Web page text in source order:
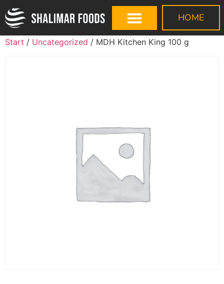
HOME
Start / Uncategorized / MDH Kitchen King 100 g